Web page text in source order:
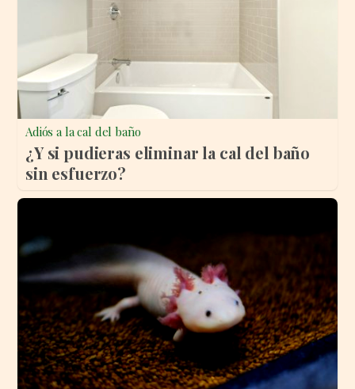
Adiós a la cal del baño
¿Y si pudieras eliminar la cal del baño
sin esfuerzo?